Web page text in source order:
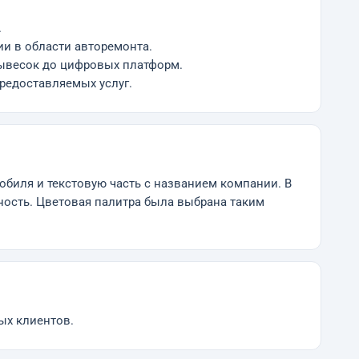
в области авторемонта.
до цифровых платформ.
услуг.
и текстовую часть с названием компании. В
Цветовая палитра была выбрана таким
клиентов.